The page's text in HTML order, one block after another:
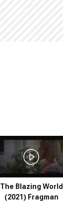
The Blazing World
(2021) Fragman